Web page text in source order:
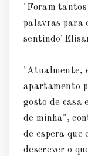
"Foram tantos
palavras para
"Atualmente,
apartamento
gosto de casa
de minha",
de espera que
descrever o